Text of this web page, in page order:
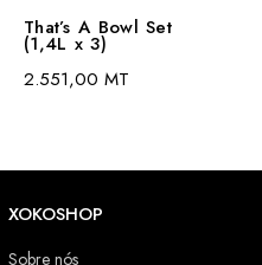
That’s A Bowl Set
(1,4L x 3)
2.551,00 MT
XOKOSHOP
Sobre nós